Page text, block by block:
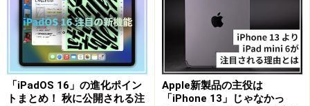
一方のiPad Proは従来と同様に11インチと13インチの2
モデルが用意されているのですが、大きく変わったのは
その厚さ。11インチモデルは5.3mm、13インチモデルは
5.1mmと、驚異的な薄さを実現しています。
「iPadOS 16」の進化ポイン
トまとめ！ 秋に公開される注
Apple新製品の主役は
「iPhone 13」じゃなかっ